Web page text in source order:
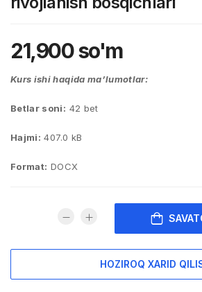
21,900so'm
Kurs ishi haqida ma’lumotlar:
Betlar soni: 42 bet
Hajmi: 407.0 kB
Format: DOCX
HOZIROQ XARID